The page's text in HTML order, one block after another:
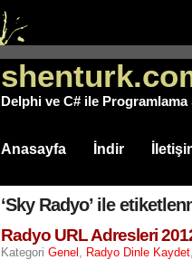
Delphi ve C# ile Programlama
Anasayfa İndir
‘Sky Radyo’ ile
Radyo URL Adresleri
Kategori Genel , Radyo Dinle Kaydet